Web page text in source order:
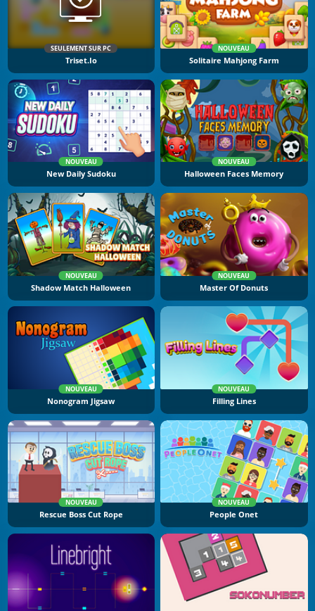
SEULEMENT SUR PC
Triset.io
NOUVEAU
Solitaire Mahjong Farm
NOUVEAU
New Daily Sudoku
NOUVEAU
Halloween Faces Memory
NOUVEAU
Shadow Match Halloween
NOUVEAU
Master Of Donuts
NOUVEAU
Nonogram Jigsaw
NOUVEAU
Filling Lines
NOUVEAU
Rescue Boss Cut Rope
NOUVEAU
People Onet